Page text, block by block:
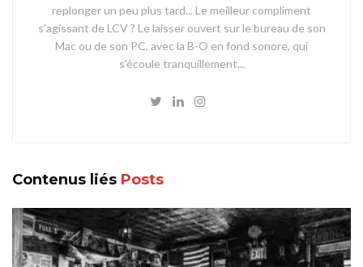
replonger un peu plus tard... Le meilleur compliment
s'agissant de LCV ? Le laisser ouvert sur le bureau de son
Mac ou de son PC, avec la B-O en fond sonore, qui
s'écoule tranquillement...
Contenus liés Posts